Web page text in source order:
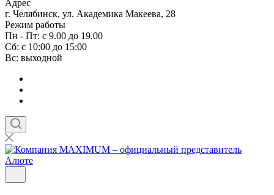
Адрес
г. Челябинск, ул. Академика Макеева, 28
Режим работы
Пн - Пт: с 9.00 до 19.00
Сб: с 10:00 до 15:00
Вс: выходной